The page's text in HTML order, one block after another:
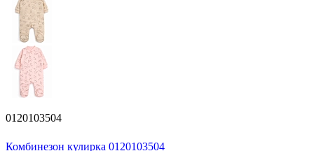
0120103504
Комбинезон кулирка 0120103504